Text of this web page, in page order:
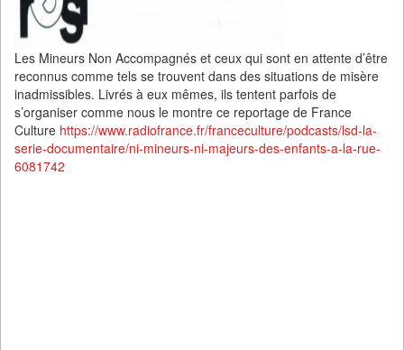
Les Mineurs Non Accompagnés et ceux qui sont en attente d’être
reconnus comme tels se trouvent dans des situations de misère
inadmissibles. Livrés à eux mêmes, ils tentent parfois de
s’organiser comme nous le montre ce reportage de France
Culture https://www.radiofrance.fr/franceculture/podcasts/lsd-la-
serie-documentaire/ni-mineurs-ni-majeurs-des-enfants-a-la-rue-
6081742